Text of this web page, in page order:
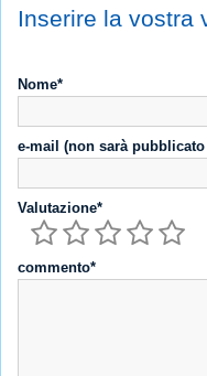
Inserire la vostra
Nome*
e-mail (non sarà pubblicato
Valutazione*
commento*